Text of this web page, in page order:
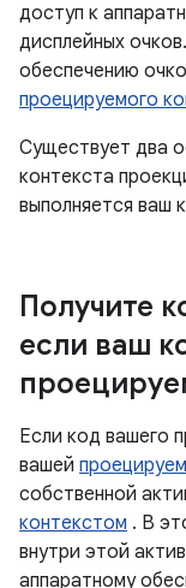
доступ к
дисплейных
обеспечению
проецируемого
Существует два
контекста
выполняется ваш
Получите
если ваш
Если код вашего
вашей
собственной
контекстом . В
внутри этой
аппаратному